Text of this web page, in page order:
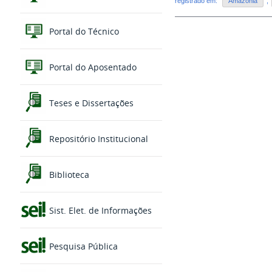
Portal do Técnico
Portal do Aposentado
Teses e Dissertações
Repositório Institucional
Biblioteca
Sist. Elet. de Informações
Pesquisa Pública